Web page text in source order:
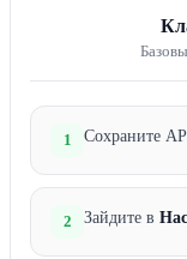
1 Сохраните
2 Зайдите в